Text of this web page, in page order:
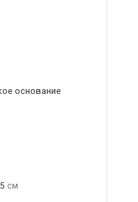
основание